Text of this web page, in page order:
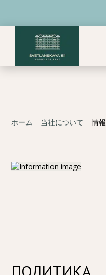
ホーム – 当社について –情報